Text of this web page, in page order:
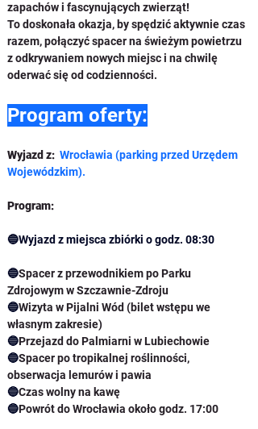
zapachów i fascynujących zwierząt!
To doskonała okazja, by spędzić aktywnie czas
razem, połączyć spacer na świeżym powietrzu
z odkrywaniem nowych miejsc i na chwilę
oderwać się od codzienności.
Program oferty:
Wyjazd z: Wrocławia (parking przed Urzędem
Wojewódzkim).
Program:
🔵Wyjazd z miejsca zbiórki o godz. 08:30
🔵Spacer z przewodnikiem po Parku
Zdrojowym w Szczawnie-Zdroju
🔵Wizyta w Pijalni Wód (bilet wstępu we
własnym zakresie)
🔵Przejazd do Palmiarni w Lubiechowie
🔵Spacer po tropikalnej roślinności,
obserwacja lemurów i pawia
🔵Czas wolny na kawę
🔵Powrót do Wrocławia około godz. 17:00